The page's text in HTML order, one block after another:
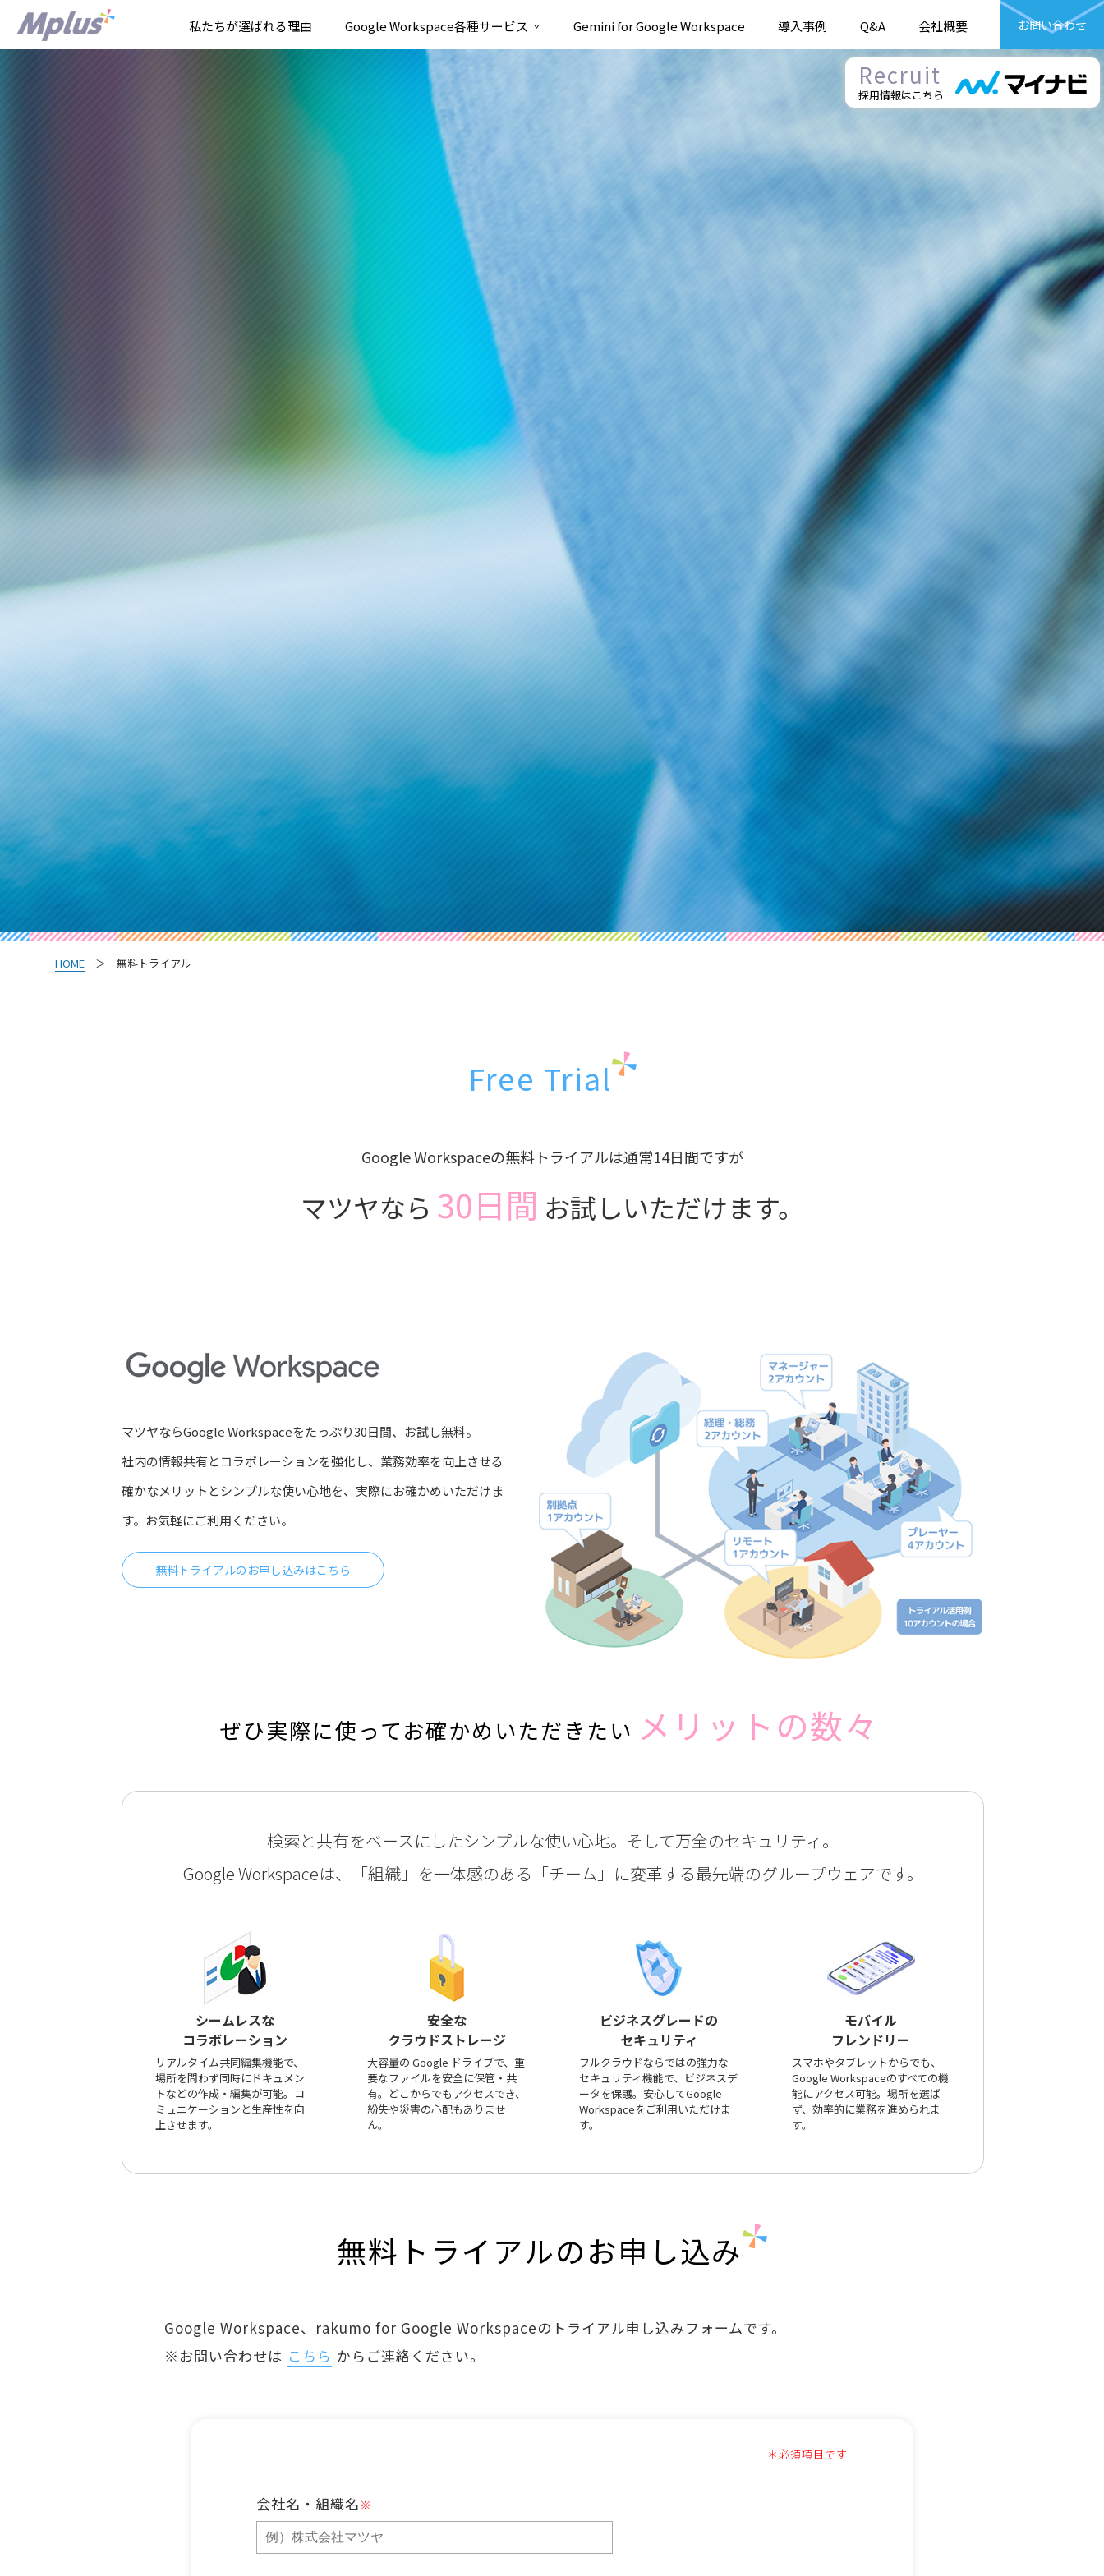
私たちが選ばれる理由 Google Workspace各種サービス > Gemini for Google Workspace 導入事例 Q&A 会社概要 お問い合わせ
Recruit
採用情報はこちら
HOME ＞ 無料トライアル
Free Trial
Google Workspaceの無料トライアルは通常14日間ですが
マツヤなら 30日間 お試しいただけます。
マツヤならGoogle Workspaceをたっぷり30日間、お試し無料。
社内の情報共有とコラボレーションを強化し、業務効率を向上させる
確かなメリットとシンプルな使い心地を、実際にお確かめいただけま
す。お気軽にご利用ください。
無料トライアルのお申し込みはこちら
ぜひ実際に使ってお確かめいただきたい メリットの数々
検索と共有をベースにしたシンプルな使い心地。そして万全のセキュリティ。
Google Workspaceは、「組織」を一体感のある「チーム」に変革する最先端のグループウェアです。
シームレスな
コラボレーション
リアルタイム共同編集機能で、
場所を問わず同時にドキュメン
トなどの作成・編集が可能。コ
ミュニケーションと生産性を向
上させます。
安全な
クラウドストレージ
大容量の Google ドライブで、重
要なファイルを安全に保管・共
有。どこからでもアクセスでき、
紛失や災害の心配もありませ
ん。
ビジネスグレードの
セキュリティ
フルクラウドならではの強力な
セキュリティ機能で、ビジネスデ
ータを保護。安心してGoogle
Workspaceをご利用いただけま
す。
モバイル
フレンドリー
スマホやタブレットからでも、
Google Workspaceのすべての機
能にアクセス可能。場所を選ば
ず、効率的に業務を進められま
す。
無料トライアルのお申し込み
Google Workspace、rakumo for Google Workspaceのトライアル申し込みフォームです。
※お問い合わせは こちら からご連絡ください。
＊必須項目です
会社名・組織名 ※